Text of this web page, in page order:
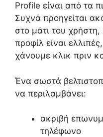
Profile είναι από τα
Συχνά προηγείται
στο μάτι του χρήστη,
προφίλ είναι
χάνουμε κλικ πριν
Ένα σωστά
να περιλαμβάνει:
ακριβή
τηλέφωνο